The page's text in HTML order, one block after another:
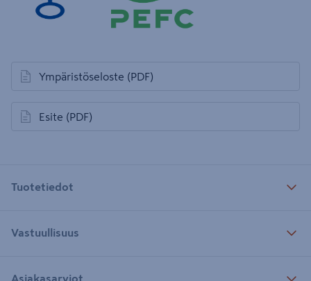
Ympäristöseloste (PDF)
avautuu uuteen välilehteen
Esite (PDF)
avautuu uuteen välilehteen
Tuotetiedot
Vastuullisuus
Asiakasarviot